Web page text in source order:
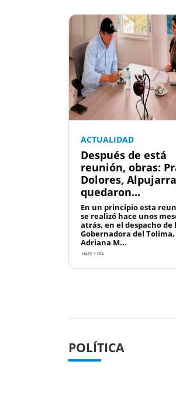
ACTUALIDAD
Después de está
reunión, obras:
Dolores,
quedaron...
En un principio esta
se realizó hace unos
atrás, en el despacho de
Gobernadora del Tolima,
Adriana M...
HACE 1 DÍA
POLÍTICA